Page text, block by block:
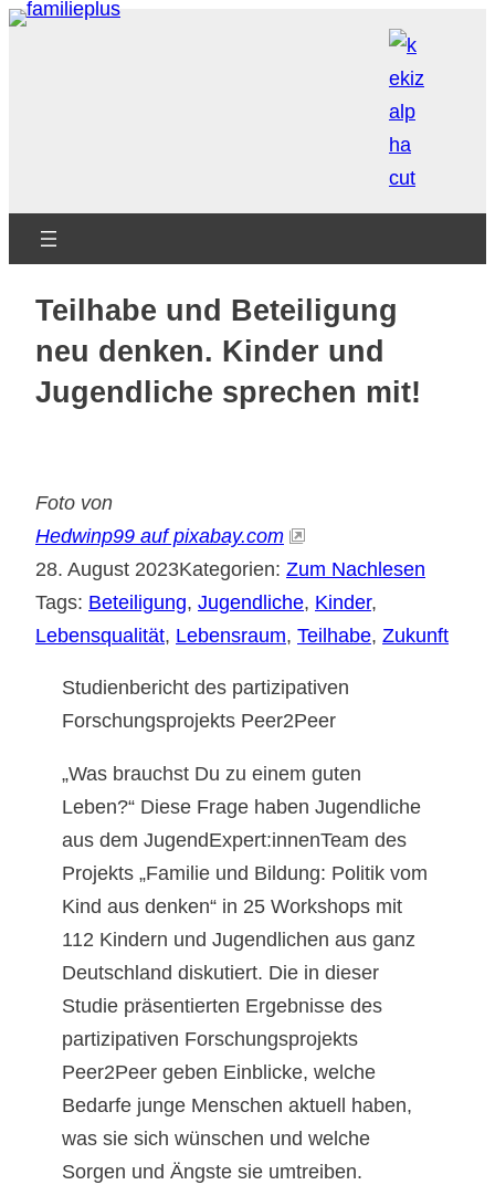
Zum
Teilhabe und Beteiligung
neu denken. Kinder und
Jugendliche sprechen mit!
Foto von
Hedwinp99 auf pixabay.com
28. August 2023Kategorien: Zum Nachlesen
Tags: Beteiligung, Jugendliche, Kinder
Lebensqualität, Lebensraum, Teilhabe, Zukunft
Studienbericht des partizipativen
Forschungsprojekts Peer2Peer
„Was brauchst Du zu einem guten
Leben?“ Diese Frage haben Jugendliche
aus dem JugendExpert:innenTeam des
Projekts „Familie und Bildung: Politik vom
Kind aus denken“ in 25 Workshops mit
112 Kindern und Jugendlichen aus ganz
Deutschland diskutiert. Die in dieser
Studie präsentierten Ergebnisse des
partizipativen Forschungsprojekts
Peer2Peer geben Einblicke, welche
Bedarfe junge Menschen aktuell haben,
was sie sich wünschen und welche
Sorgen und Ängste sie umtreiben.